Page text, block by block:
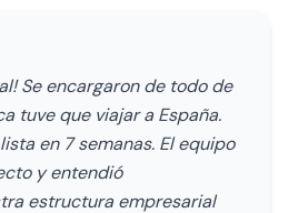
Se encargaron de todo de
tuve que viajar a España.
en 7 semanas. El equipo
y entendió
estructura empresarial